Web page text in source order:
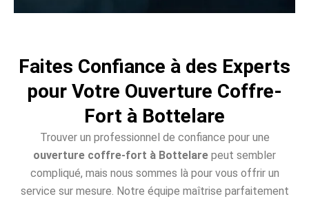
Faites Confiance à des Experts
pour Votre Ouverture Coffre-
Fort à Bottelare
Trouver un professionnel de confiance pour une
ouverture coffre-fort à Bottelare peut sembler
compliqué, mais nous sommes là pour vous offrir un
service sur mesure. Notre équipe maîtrise parfaitement